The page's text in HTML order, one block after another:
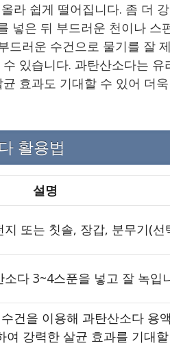
라 쉽게 떨어집니다. 좀 더
넣은 뒤 부드러운 천이나 스
드러운 수건으로 물기를 잘
있습니다. 과탄산소다는 유
효과도 기대할 수 있어 더
활용법
설명
또는 칫솔, 장갑, 분무기(선
다 3~4스푼을 넣고 잘 녹입
건을 이용해 과탄산소다 용
여 강력한 살균 효과를 기대